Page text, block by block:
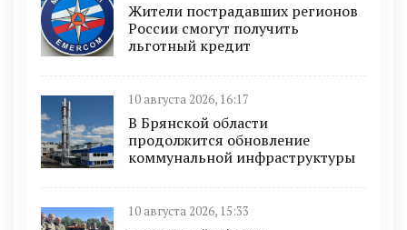
Жители пострадавших регионов
России смогут получить
льготный кредит
10 августа 2026, 16:17
В Брянской области
продолжится обновление
коммунальной инфраструктуры
10 августа 2026, 15:33